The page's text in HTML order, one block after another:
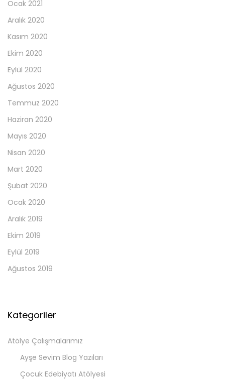
Ocak 2021
Aralık 2020
Kasım 2020
Ekim 2020
Eylül 2020
Ağustos 2020
Temmuz 2020
Haziran 2020
Mayıs 2020
Nisan 2020
Mart 2020
Şubat 2020
Ocak 2020
Aralık 2019
Ekim 2019
Eylül 2019
Ağustos 2019
Kategoriler
Atölye Çalışmalarımız
Ayşe Sevim Blog Yazıları
Çocuk Edebiyatı Atölyesi